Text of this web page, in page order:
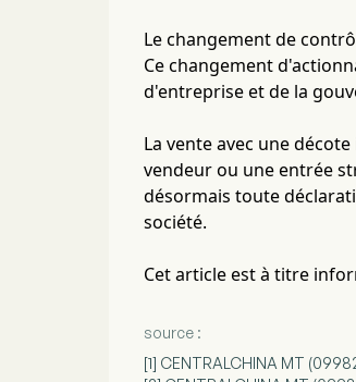
Le changement de
Ce changement
d'entreprise et de la
La vente avec une
vendeur ou une entrée
désormais toute
société.
Cet article est à titre
source :
[1] CENTRALCHINA MT